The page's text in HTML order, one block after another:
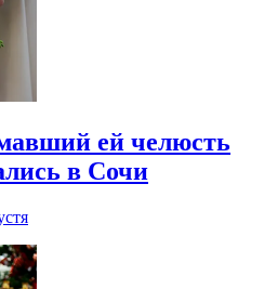
ей челюсть
в Сочи